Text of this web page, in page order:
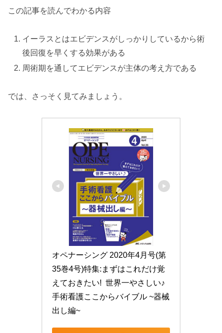
この記事を読んでわかる内容
イーラスとはエビデンスがしっかりしているから術
後回復を早くする効果がある
周術期を通してエビデンスが主体の考え方である
では、さっそく見てみましょう。
オペナーシング 2020年4月号(第
35巻4号)特集:まずはこれだけ覚
えておきたい!  世界一やさしい♪
手術看護ここからバイブル ~器械
出し編~